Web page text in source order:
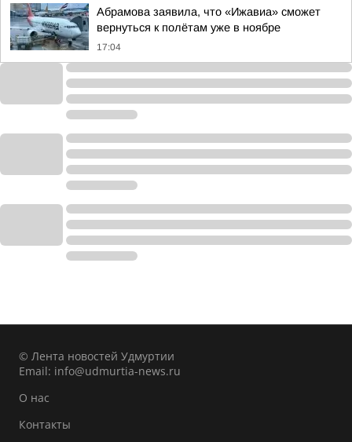
Абрамова заявила, что «Ижавиа» сможет
вернуться к полётам уже в ноябре
17:04
© Лента новостей Удмуртии
Email: info@udmurtia-news.ru
О нас
Контакты